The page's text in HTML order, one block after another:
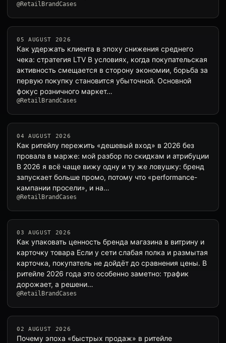
@RetailBrandCases
05 AUGUST 2026
Как удержать клиента в эпоху снижения среднего
чека: стратегия LTV В условиях, когда покупательская
активность смещается в сторону экономии, борьба за
первую покупку становится убыточной. Основной
фокус розничного маркет…
@RetailBrandCases
04 AUGUST 2026
Как ритейлу пережить «дешевый вход» в 2026 без
провала в марже: мой разбор по скидкам и атрибуции
В 2026 я всё чаще вижу одну и ту же ловушку: бренд
запускает больше промо, потому что «performance-
кампании просели», и на…
@RetailBrandCases
03 AUGUST 2026
Как упаковать ценность бренда магазина в витрину и
карточку товара Если у сети слабая полка и размытая
карточка, покупатель не дойдёт до сравнения цены. В
ритейле 2026 года это особенно заметно: трафик
дорожает, а решени…
@RetailBrandCases
02 AUGUST 2026
Почему эпоха «быстрых продаж» в ритейле